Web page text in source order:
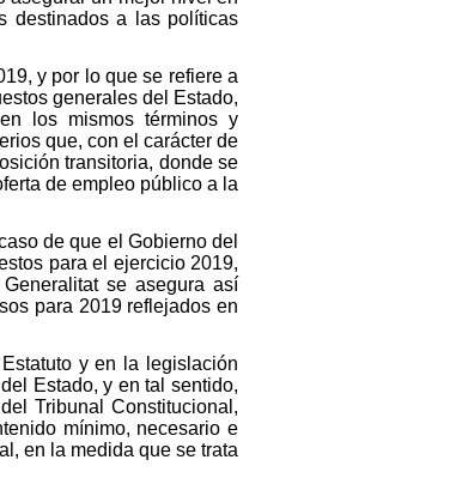
destinados a las políticas
y por lo que se refiere a
generales del Estado,
los mismos términos y
que, con el carácter de
transitoria, donde se
de empleo público a la
de que el Gobierno del
para el ejercicio 2019,
se asegura así
para 2019 reflejados en
y en la legislación
Estado, y en tal sentido,
Tribunal Constitucional,
mínimo, necesario e
en la medida que se trata